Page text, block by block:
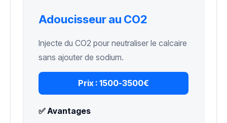
Adoucisseur au CO2
Injecte du CO2 pour neutraliser le calcaire
sans ajouter de sodium.
Prix : 1500-3500€
✅ Avantages